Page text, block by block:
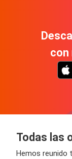
con
Todas las
Hemos reunido